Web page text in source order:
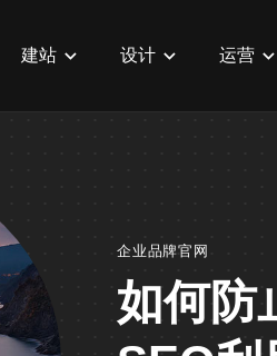
建站 设计 运营
企业品牌官网
如何防